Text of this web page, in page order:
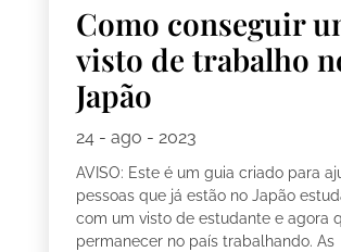
Como conseguir
visto de trabalho
Japão
24 - ago - 2023
AVISO: Este é um guia criado para
pessoas que já estão no Japão
com um visto de estudante e agora
permanecer no país trabalhando. As